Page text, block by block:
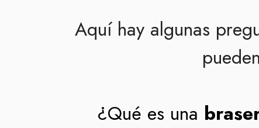
Aquí hay algunas
¿Qué es una